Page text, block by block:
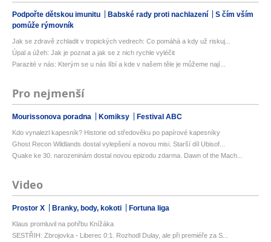
Podpořte dětskou imunitu Babské rady proti nachlazení
S čím vším
pomůže rýmovník
Jak se zdravě zchladit v tropických vedrech: Co pomáhá a kdy už riskuj...
Úpal a úžeh: Jak je poznat a jak se z nich rychle vyléčit
Parazité v nás: Kterým se u nás líbí a kde v našem těle je můžeme nají...
Pro nejmenší
Mourissonova poradna Komiksy Festival ABC
Kdo vynalezl kapesník? Historie od středověku po papírové kapesníky
Ghost Recon Wildlands dostal vylepšení a novou misi. Starší díl Ubisof...
Quake ke 30. narozeninám dostal novou epizodu zdarma. Dawn of the Mach...
Video
Prostor X Branky, body, kokoti Fortuna liga
Klaus promluvil na pohřbu Knížáka
SESTŘIH: Zbrojovka - Liberec 0:1. Rozhodl Dulay, ale při premiéře za S...